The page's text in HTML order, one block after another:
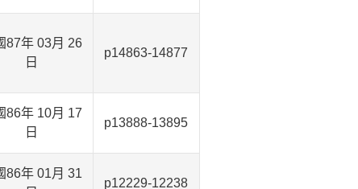
87年 03月 26
日
p14863-14877
86年 10月 17
日
p13888-13895
86年 01月 31
p12229-12238